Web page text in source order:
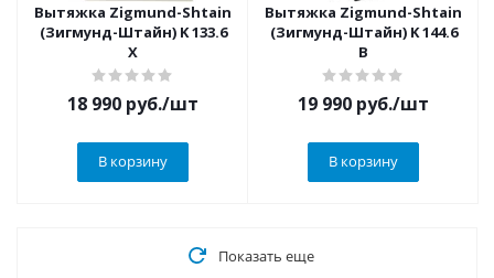
Вытяжка Zigmund-Shtain
(Зигмунд-Штайн) K 133.6
X
18 990 руб./шт
В корзину
Вытяжка Zigmund-Shtain
(Зигмунд-Штайн) K 144.6
B
19 990 руб./шт
В корзину
Показать еще